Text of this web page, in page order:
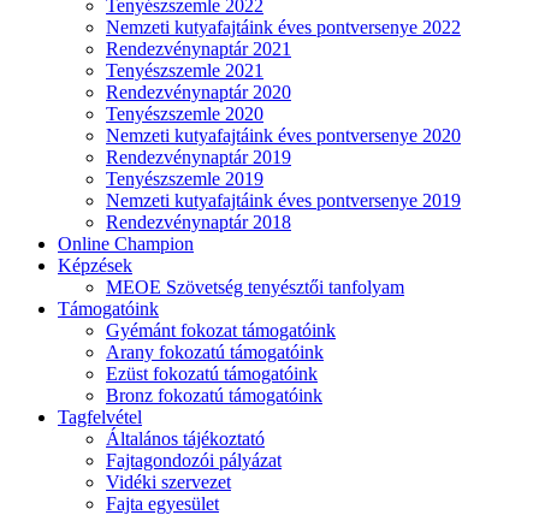
Tenyészszemle 2022
Nemzeti kutyafajtáink éves pontversenye 2022
Rendezvénynaptár 2021
Tenyészszemle 2021
Rendezvénynaptár 2020
Tenyészszemle 2020
Nemzeti kutyafajtáink éves pontversenye 2020
Rendezvénynaptár 2019
Tenyészszemle 2019
Nemzeti kutyafajtáink éves pontversenye 2019
Rendezvénynaptár 2018
Online Champion
Képzések
MEOE Szövetség tenyésztői tanfolyam
Támogatóink
Gyémánt fokozat támogatóink
Arany fokozatú támogatóink
Ezüst fokozatú támogatóink
Bronz fokozatú támogatóink
Tagfelvétel
Általános tájékoztató
Fajtagondozói pályázat
Vidéki szervezet
Fajta egyesület